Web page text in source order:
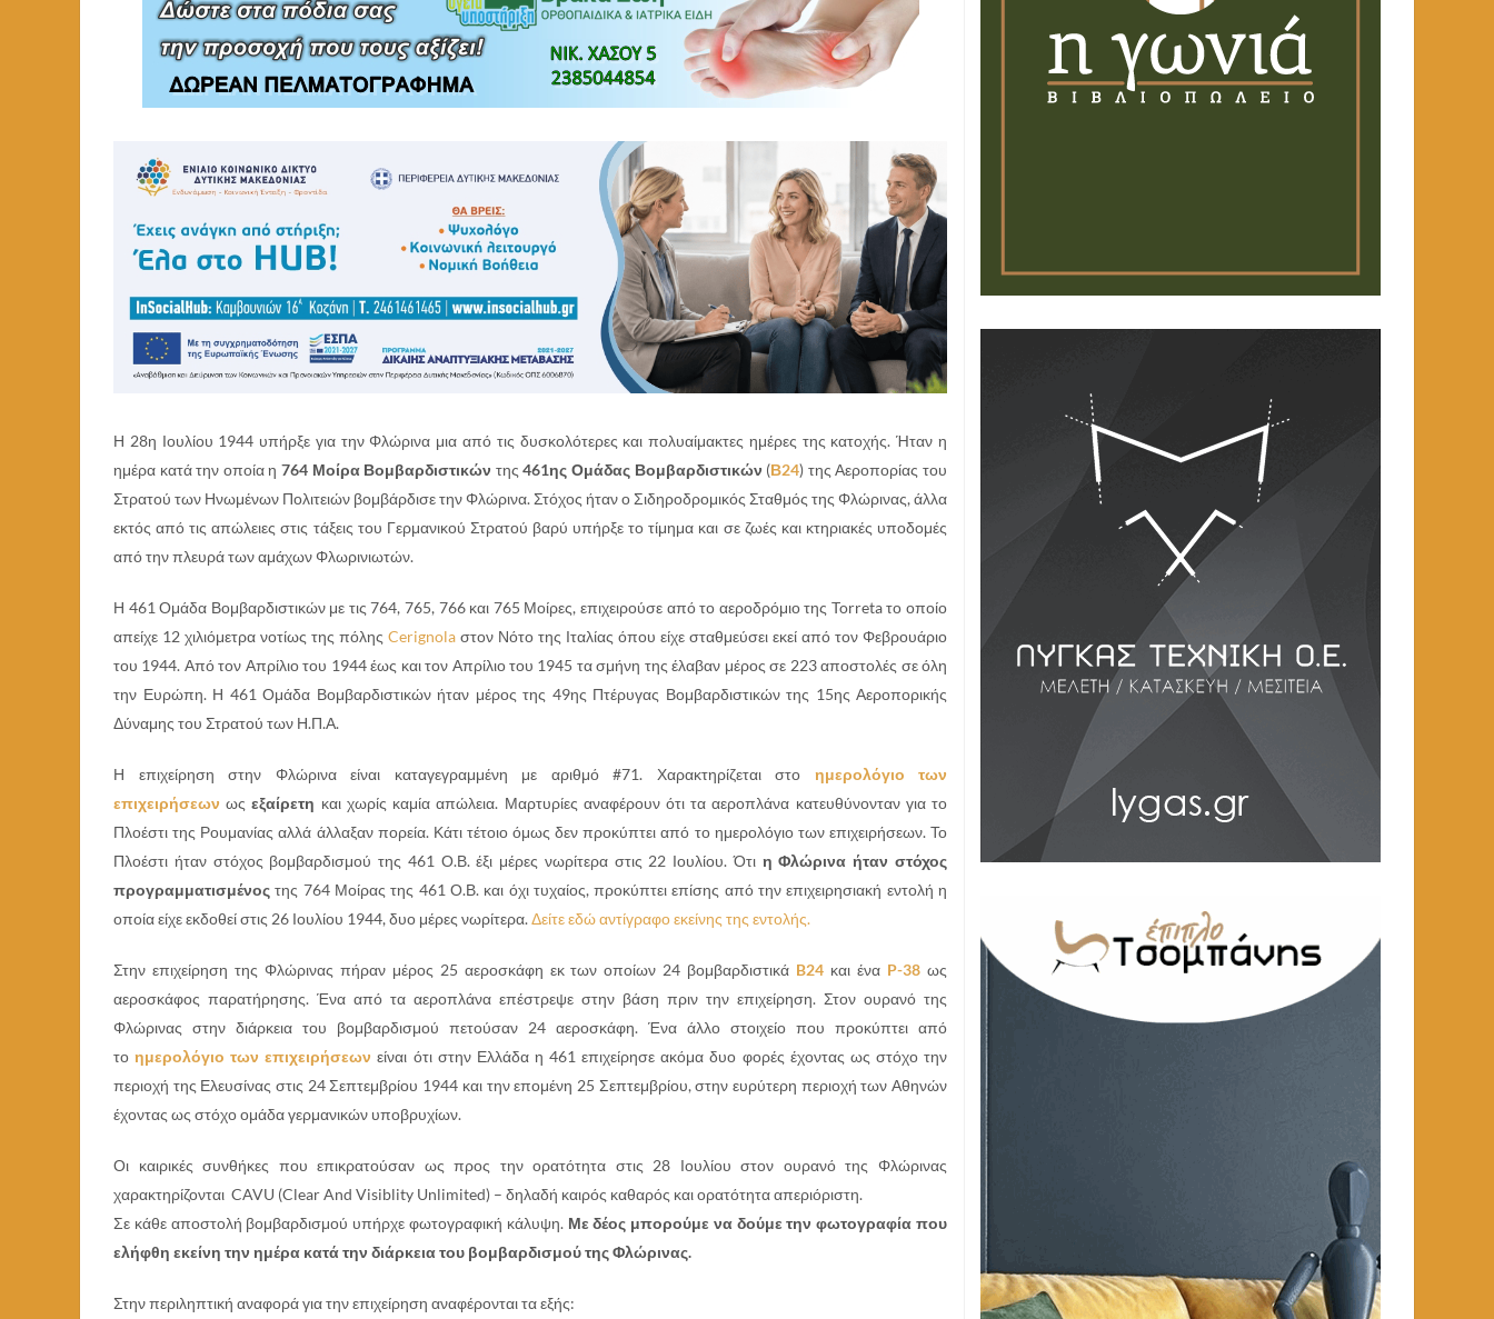
Η 28η Ιουλίου 1944 υπήρξε για την Φλώρινα μια από τις δυσκολότερες και πολυαίμακτες ημέρες της κατοχής. Ήταν η
ημέρα κατά την οποία η 764 Μοίρα Βομβαρδιστικών της461ης Ομάδας Βομβαρδιστικών (Β24) της Αεροπορίας του
Στρατού των Ηνωμένων Πολιτειών βομβάρδισε την Φλώρινα. Στόχος ήταν ο Σιδηροδρομικός Σταθμός της Φλώρινας, άλλα
εκτός από τις απώλειες στις τάξεις του Γερμανικού Στρατού βαρύ υπήρξε το τίμημα και σε ζωές και κτηριακές υποδομές
από την πλευρά των αμάχων Φλωρινιωτών.
Η 461 Ομάδα Βομβαρδιστικών με τις 764, 765, 766 και 765 Μοίρες, επιχειρούσε από το αεροδρόμιο της Torreta το οποίο
απείχε 12 χιλιόμετρα νοτίως της πόλης Cerignola στον Νότο της Ιταλίας όπου είχε σταθμεύσει εκεί από τον Φεβρουάριο
του 1944. Από τον Απρίλιο του 1944 έως και τον Απρίλιο του 1945 τα σμήνη της έλαβαν μέρος σε 223 αποστολές σε όλη
την Ευρώπη. Η 461 Ομάδα Βομβαρδιστικών ήταν μέρος της 49ης Πτέρυγας Βομβαρδιστικών της 15ης Αεροπορικής
Δύναμης του Στρατού των Η.Π.Α.
Η επιχείρηση στην Φλώρινα είναι καταγεγραμμένη με αριθμό #71. Χαρακτηρίζεται στο ημερολόγιο των
επιχειρήσεων ωςεξαίρετη και χωρίς καμία απώλεια. Μαρτυρίες αναφέρουν ότι τα αεροπλάνα κατευθύνονταν για το
Πλοέστι της Ρουμανίας αλλά άλλαξαν πορεία. Κάτι τέτοιο όμως δεν προκύπτει από το ημερολόγιο των επιχειρήσεων. Το
Πλοέστι ήταν στόχος βομβαρδισμού της 461 Ο.Β. έξι μέρες νωρίτερα στις 22 Ιουλίου. Ότι η Φλώρινα ήταν στόχος
προγραμματισμένος της 764 Μοίρας της 461 Ο.Β. και όχι τυχαίος, προκύπτει επίσης από την επιχειρησιακή εντολή η
οποία είχε εκδοθεί στις 26 Ιουλίου 1944, δυο μέρες νωρίτερα.Δείτε εδώ αντίγραφο εκείνης της εντολής.
Στην επιχείρηση της Φλώρινας πήραν μέρος 25 αεροσκάφη εκ των οποίων 24 βομβαρδιστικά B24 και ένα P-38 ως
αεροσκάφος παρατήρησης. Ένα από τα αεροπλάνα επέστρεψε στην βάση πριν την επιχείρηση. Στον ουρανό της
Φλώρινας στην διάρκεια του βομβαρδισμού πετούσαν 24 αεροσκάφη. Ένα άλλο στοιχείο που προκύπτει από
το ημερολόγιο των επιχειρήσεων είναι ότι στην Ελλάδα η 461 επιχείρησε ακόμα δυο φορές έχοντας ως στόχο την
περιοχή της Ελευσίνας στις 24 Σεπτεμβρίου 1944 και την επομένη 25 Σεπτεμβρίου, στην ευρύτερη περιοχή των Αθηνών
έχοντας ως στόχο ομάδα γερμανικών υποβρυχίων.
Οι καιρικές συνθήκες που επικρατούσαν ως προς την ορατότητα στις 28 Ιουλίου στον ουρανό της Φλώρινας
χαρακτηρίζονται CAVU (Clear And Visiblity Unlimited) – δηλαδή καιρός καθαρός και ορατότητα απεριόριστη.
Σε κάθε αποστολή βομβαρδισμού υπήρχε φωτογραφική κάλυψη. Με δέος μπορούμε να δούμε την φωτογραφία που
ελήφθη εκείνη την ημέρα κατά την διάρκεια του βομβαρδισμού της Φλώρινας.
Στην περιληπτική αναφορά για την επιχείρηση αναφέρονται τα εξής: